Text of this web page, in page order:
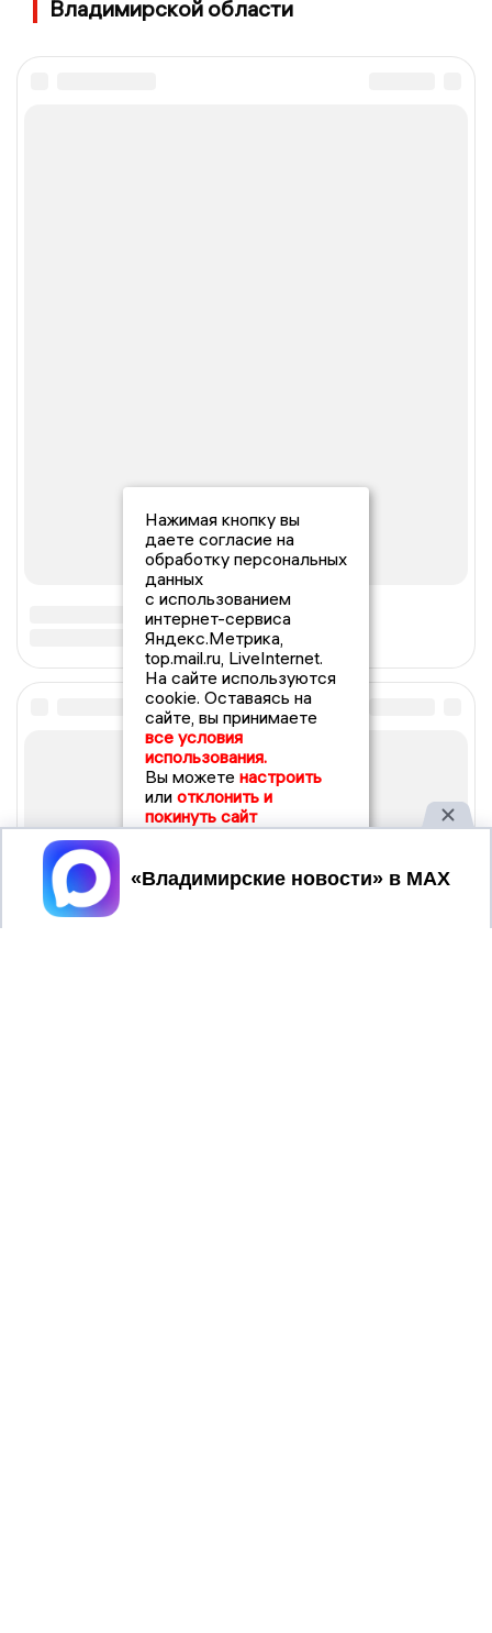
Владимирской области
Нажимая кнопку вы
даете согласие на
обработку персональных
данных
с использованием
интернет-сервиса
Яндекс.Метрика,
top.mail.ru, LiveInternet.
На сайте используются
cookie. Оставаясь на
сайте, вы принимаете
все условия
использования.
Вы можете настроить
или отклонить и
покинуть сайт
Принять